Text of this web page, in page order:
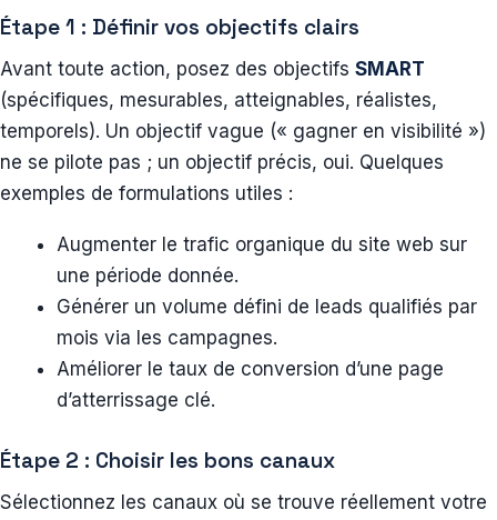
Étape 1 : Définir vos objectifs clairs
Avant toute action, posez des objectifs SMART
(spécifiques, mesurables, atteignables, réalistes,
temporels). Un objectif vague (« gagner en visibilité »)
ne se pilote pas ; un objectif précis, oui. Quelques
exemples de formulations utiles :
Augmenter le trafic organique du site web sur
une période donnée.
Générer un volume défini de leads qualifiés par
mois via les campagnes.
Améliorer le taux de conversion d’une page
d’atterrissage clé.
Étape 2 : Choisir les bons canaux
Sélectionnez les canaux où se trouve réellement votre